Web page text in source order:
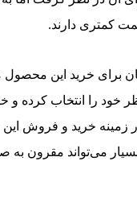
کمتری دارند.
برای خرید این محصول
خود را انتخاب کرده و
زمینه خرید و فروش
می‌تواند مقرون به